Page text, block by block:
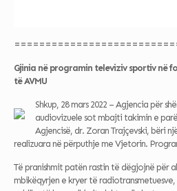
Gjinia në programin televiziv sportiv në
të AVMU
Shkup, 28 mars 2022 – Agjencia për
audiovizuele sot mbajti takimin e
Agjencisë, dr. Zoran Trajçevski, bëri
realizuara në përputhje me Vjetorin.
Të pranishmit patën rastin të dëgjojnë për
mbikëqyrjen e kryer të